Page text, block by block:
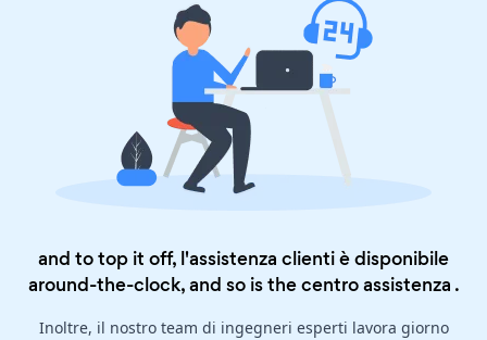
and to top it off, l'assistenza clienti è disponibile
around-the-clock, and so is thecentro assistenza .
Inoltre, il nostro team di ingegneri esperti lavora giorno